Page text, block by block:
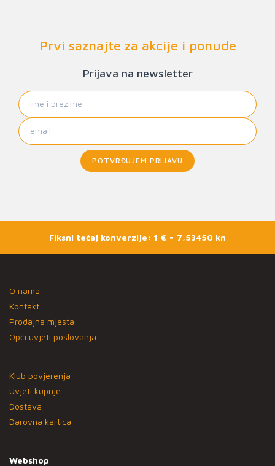
Prvi saznajte za akcije i ponude
Prijava na newsletter
POTVRĐUJEM PRIJAVU
Fiksni tečaj konverzije: 1 € = 7,53450 kn
O nama
Kontakt
Prodajna mjesta
Opći uvjeti poslovanja
Klub povjerenja
Uvjeti kupnje
Dostava
Darovna kartica
Webshop